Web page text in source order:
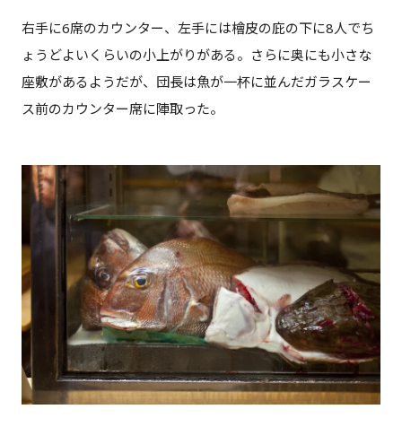
右手に6席のカウンター、左手には檜皮の庇の下に8人でち
ょうどよいくらいの小上がりがある。さらに奥にも小さな
座敷があるようだが、団長は魚が一杯に並んだガラスケー
ス前のカウンター席に陣取った。